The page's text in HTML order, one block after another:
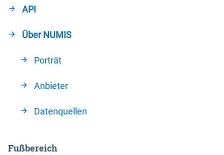
API
Über NUMIS
Porträt
Anbieter
Datenquellen
Fußbereich